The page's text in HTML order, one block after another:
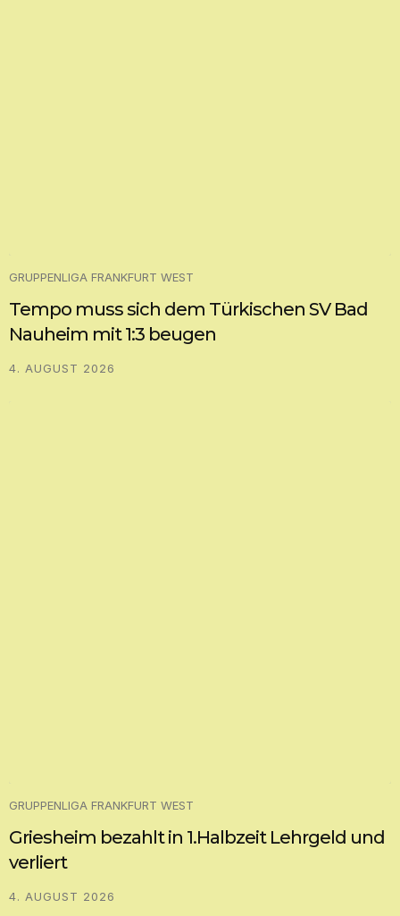
GRUPPENLIGA FRANKFURT WEST
Tempo muss sich dem Türkischen SV Bad
Nauheim mit 1:3 beugen
4. AUGUST 2026
GRUPPENLIGA FRANKFURT WEST
Griesheim bezahlt in 1.Halbzeit Lehrgeld und
verliert
4. AUGUST 2026